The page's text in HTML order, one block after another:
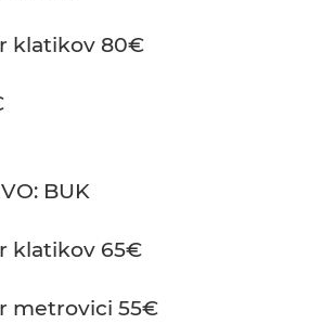
klatikov 80€
BUK
klatikov 65€
metrovici 55€